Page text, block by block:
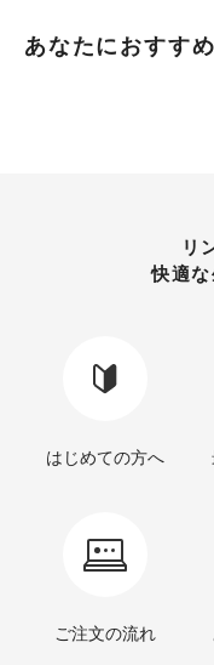
あなたにおすす
リ
快適
はじめての方へ
ご注文の流れ